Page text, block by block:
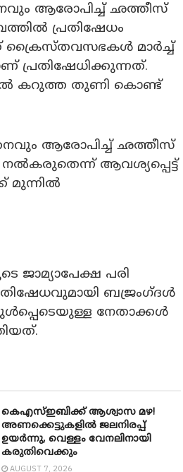
ആരോപിച്ച് ഛത്തീസ്​
പ്രതിഷേധം
ക്രൈസ്തവസഭകൾ മാർച്ച്
പ്രതിഷേധിക്കുന്നത്.
കറുത്ത തുണി കൊണ്ട്
ആരോപിച്ച് ഛത്തീസ്​
നൽകരുതെന്ന് ആവശ്യപ്പെട്ട്
മുന്നില്‍
പരി​
ബജ്രം​ഗ്ദൾ
നേതാക്കൾ
കെഎസ്ഇബിക്ക് ആശ്വാസ മഴ!
അണക്കെട്ടുകളിൽ ജലനിരപ്പ്
ഉയർന്നു, വെള്ളം വേനലിനായി
കരുതിവെക്കും
AUGUST 7, 2026